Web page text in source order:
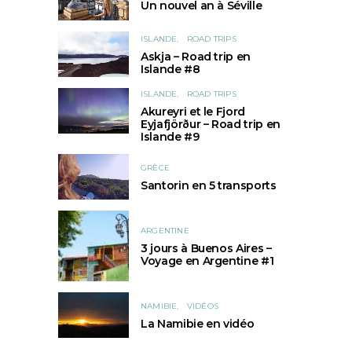
Un nouvel an à Séville
ISLANDE ROAD TRIPS
Askja – Road trip en
Islande #8
ISLANDE ROAD TRIPS
Akureyri et le Fjord
Eyjafjörður – Road trip en
Islande #9
GRÈCE
Santorin en 5 transports
ARGENTINE
3 jours à Buenos Aires –
Voyage en Argentine #1
NAMIBIE VIDÉOS
La Namibie en vidéo